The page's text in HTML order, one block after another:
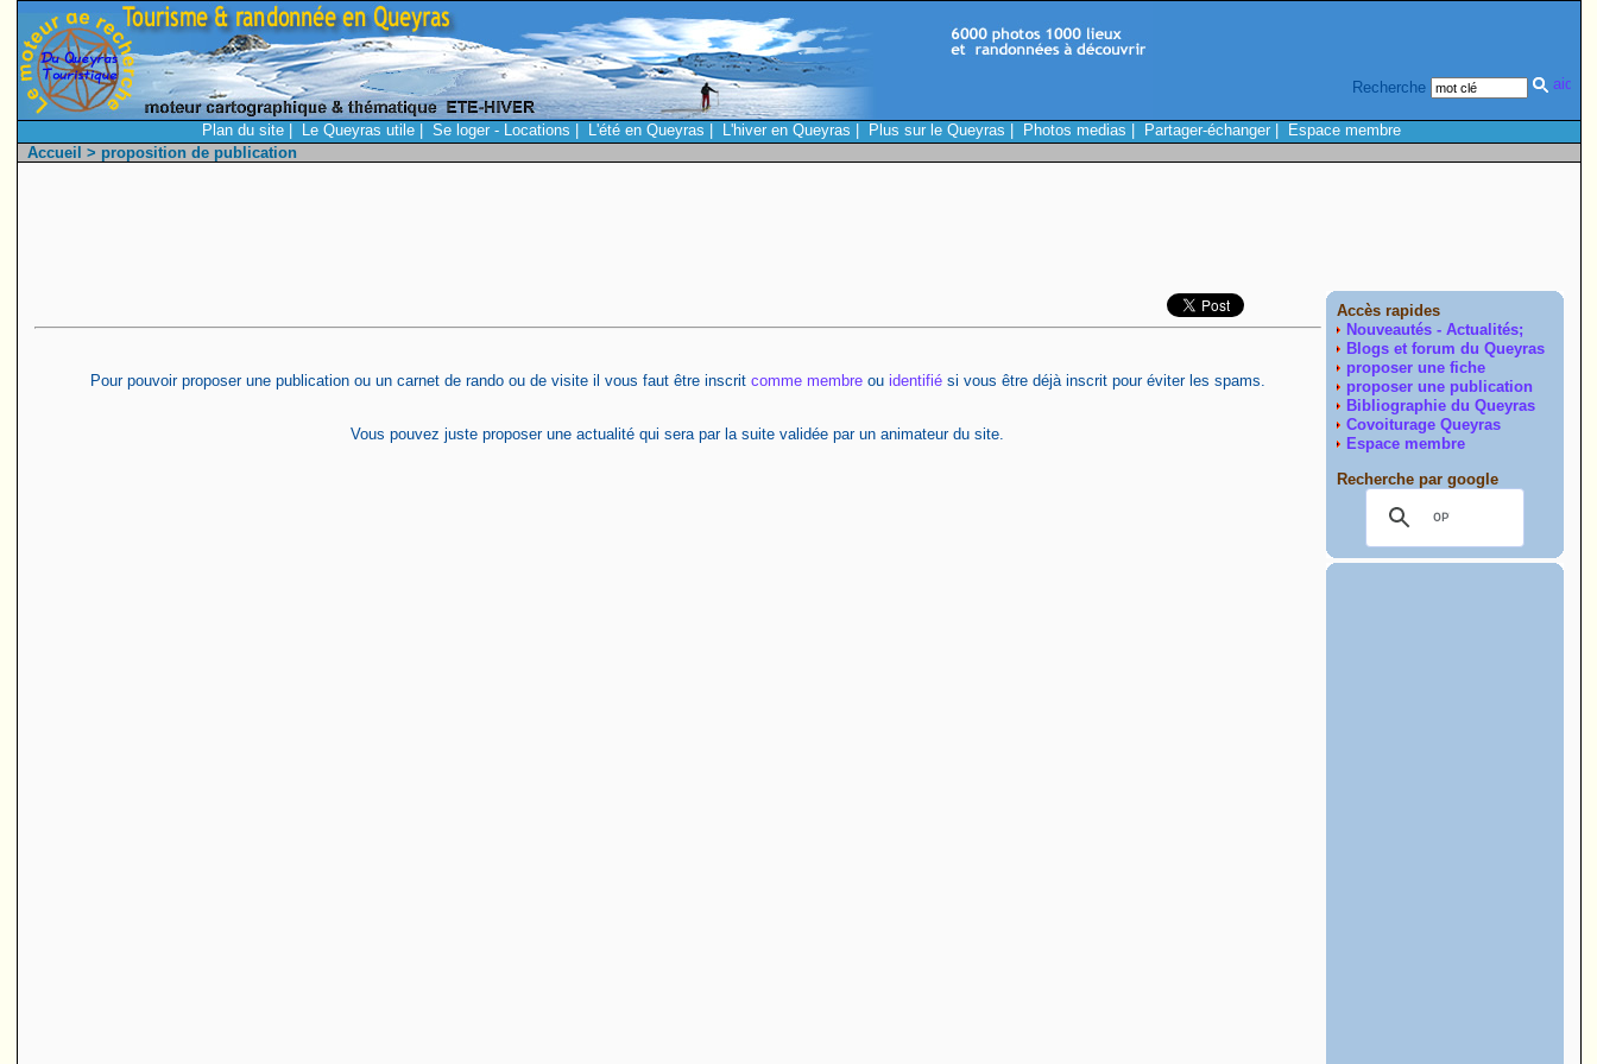
Recherche
Plan du site| Le Queyras utile| Se loger - Locations L'été en Queyras L'hiver en Queyras Plus sur le Queyras Photos medias Partager-échanger|
Espace membre
Accueil > proposition de publication
Pour pouvoir proposer une publication ou un carnet de rando ou de visite il vous faut être inscrit comme membreou identifiési vous être déjà inscrit pour éviter les spams.
Vous pouvez juste proposer une actualité qui sera par la suite validée par un animateur du site.
Accès rapides
Nouveautés - Actualités;
Blogs et forum du Queyras
proposer une fiche
proposer une publication
Bibliographie du Queyras
Covoiturage Queyras
Espace membre
Recherche par google